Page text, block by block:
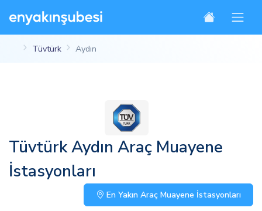
Tüvtürk Aydın
Tüvtürk Aydın Araç Muayene
İstasyonları
En Yakın Araç Muayene İstasyonları